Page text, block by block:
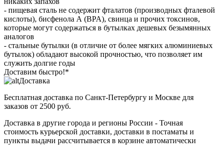
- пищевая сталь не содержит фталатов (производных фталевой
кислоты), бисфенола А (BPA), свинца и прочих токсинов,
которые могут содержаться в бутылках дешевых безымянных
аналогов
- стальные бутылки (в отличие от более мягких алюминиевых
бутылок) обладают высокой прочностью, что позволяет им
служить долгие годы
Доставим быстро!*
Доставка
Бесплатная доставка по Санкт-Петербургу и Москве для
заказов от 2500 руб.
Доставка в другие города и регионы России - Точная
стоимость курьерской доставки, доставки в постаматы и
пункты выдачи рассчитывается в корзине автоматически